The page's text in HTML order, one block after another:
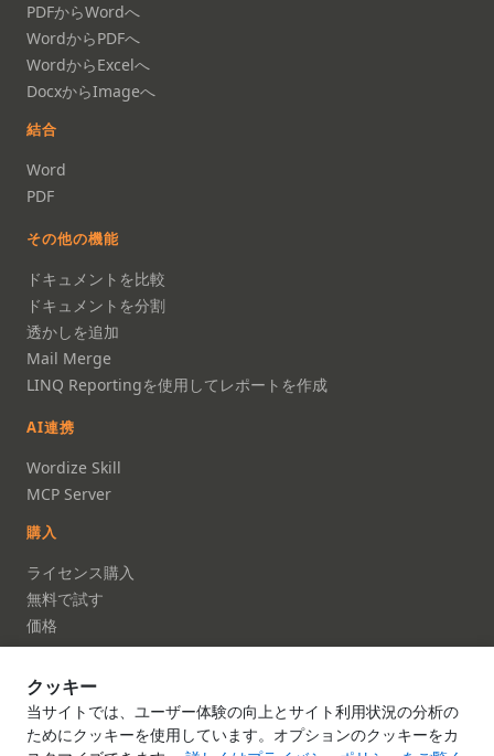
クッキー
当サイトでは、ユーザー体験の向上とサイト利用状況の分析の
ためにクッキーを使用しています。オプションのクッキーをカ
PDFからWordへ
WordからPDFへ
WordからExcelへ
DocxからImageへ
結合
Word
PDF
その他の機能
ドキュメントを比較
ドキュメントを分割
透かしを追加
Mail Merge
LINQ Reportingを使用してレポートを作成
AI連携
Wordize Skill
MCP Server
購入
ライセンス購入
無料で試す
価格
FAQ
ドキュメント
ドキュメント